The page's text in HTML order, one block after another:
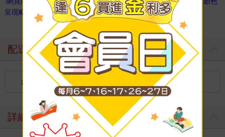
呈現略有不同，實物顏色更佳，請以實品為準。
配送方式
台灣 國內宅配：本島（廠商出貨）
詳細資料